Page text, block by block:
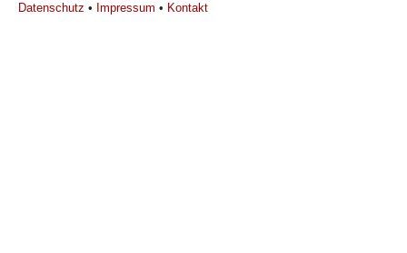
Datenschutz • Impressum • Kontakt